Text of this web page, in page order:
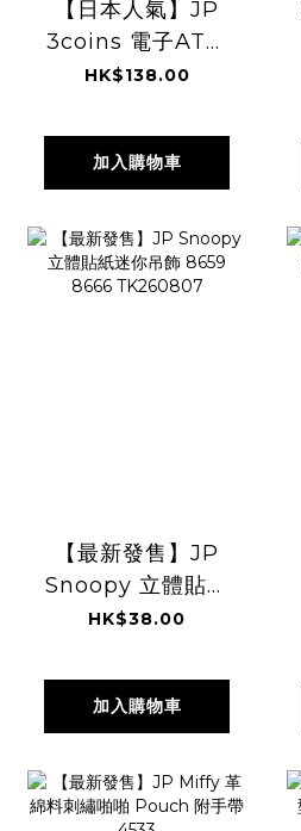
【日本人氣】JP
3coins 電子ATM
造型存錢筒 0332
HK$138.00
加入購物車
【最新發售】JP
Snoopy 立體貼紙
迷你吊飾 8659
HK$38.00
加入購物車